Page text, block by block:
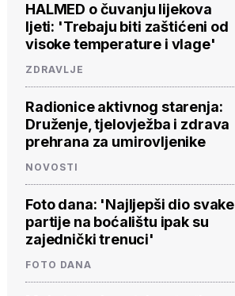
HALMED o čuvanju lijekova
ljeti: 'Trebaju biti zaštićeni od
visoke temperature i vlage'
ZDRAVLJE
Radionice aktivnog starenja:
Druženje, tjelovježba i zdrava
prehrana za umirovljenike
NOVOSTI
Foto dana: 'Najljepši dio svake
partije na boćalištu ipak su
zajednički trenuci'
FOTO DANA